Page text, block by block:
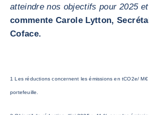
atteindre nos objectifs pour 2025 et
commente Carole Lytton,
Coface.
1 Les réductions concernent les émissions en tCO2e/
portefeuille.